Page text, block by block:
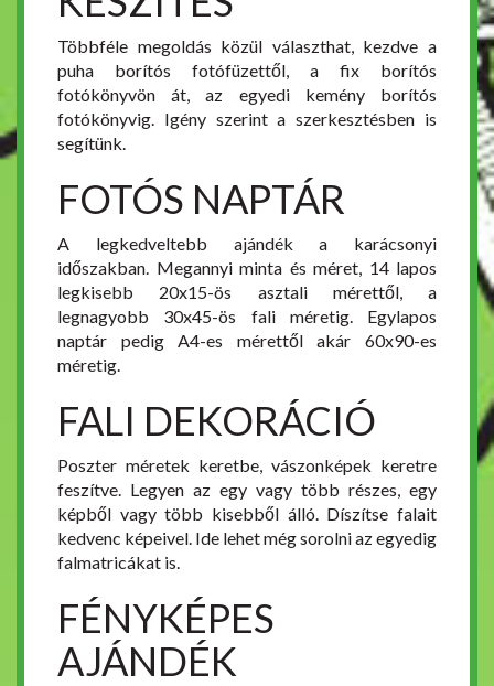
Többféle megoldás közül választhat, kezdve a
puha borítós fotófüzettől, a fix borítós
fotókönyvön át, az egyedi kemény borítós
fotókönyvig. Igény szerint a szerkesztésben is
segítünk.
FOTÓS NAPTÁR
A legkedveltebb ajándék a karácsonyi
időszakban. Megannyi minta és méret, 14 lapos
legkisebb 20x15-ös asztali mérettől, a
legnagyobb 30x45-ös fali méretig. Egylapos
naptár pedig A4-es mérettől akár 60x90-es
méretig.
FALI DEKORÁCIÓ
Poszter méretek keretbe, vászonképek keretre
feszítve. Legyen az egy vagy több részes, egy
képből vagy több kisebből álló. Díszítse falait
kedvenc képeivel. Ide lehet még sorolni az egyedig
falmatricákat is.
FÉNYKÉPES
AJÁNDÉK